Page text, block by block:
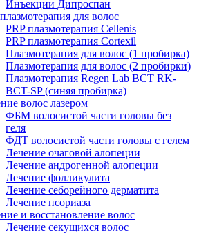
Инъекции Дипроспан
для волос
PRP плазмотерапия Cellenis
PRP плазмотерапия Cortexil
Плазмотерапия для волос (1 пробирка)
Плазмотерапия для волос (2 пробирки)
Плазмотерапия Regen Lab BCT RK-
BCT-SP (синяя пробирка)
волос лазером
ФБМ волосистой части головы без
геля
ФДТ волосистой части головы с гелем
Лечение очаговой алопеции
Лечение андрогенной алопеции
Лечение фолликулита
Лечение себорейного дерматита
Лечение псориаза
и восстановление волос
Лечение секущихся волос